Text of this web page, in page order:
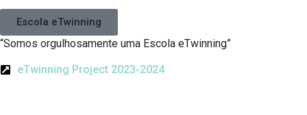
Escola eTwinning
“Somos orgulhosamente uma Escola eTwinning”
eTwinning Project 2023-2024